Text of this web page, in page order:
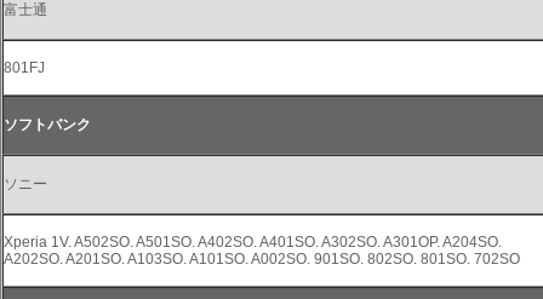
富士通
801FJ
ソフトバンク
ソニー
Xperia 1V. A502SO. A501SO. A402SO. A401SO. A302SO. A301OP. A204SO.
A202SO. A201SO. A103SO. A101SO. A002SO. 901SO. 802SO. 801SO. 702SO